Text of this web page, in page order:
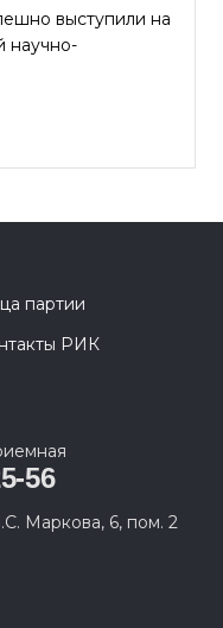
выступили на
научно-
партии
РИК
56
Маркова, 6, пом. 2